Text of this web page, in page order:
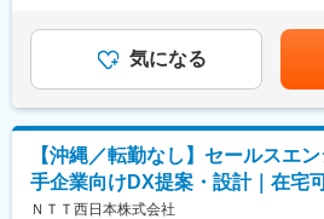
・ネットワーク／端末ログを通じた
・インシデント分析力・論理的思考
・資格取得支援制度により、セキュ
可能
「何も起きない日常」を守る社会的
学びながら挑戦したい方のご応募を
変更の範囲：会社の定める業務
【主な業務】
・SIEM等を用いた各種ログ／イベ
・セキュリティリスクの評価、お客
・インシデント対応履歴やナレッジ
成
・脅威情報の収集、検知ルールの改
績：2.4か月分）※設立以来支給率
り賃金はあくまでも目安の金額であ
能性があります。月給(月額)は固定手
気になる
【沖縄／転勤なし】セールスエ
手企業向けDX提案・設計｜在宅
ＮＴＴ西日本株式会社